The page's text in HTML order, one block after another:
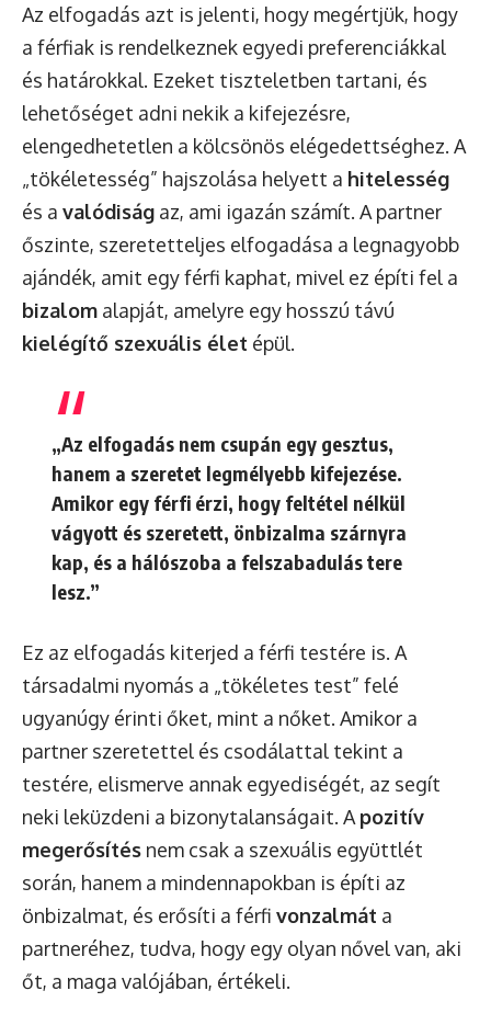
Az elfogadás azt is jelenti, hogy megértjük, hogy
a férfiak is rendelkeznek egyedi preferenciákkal
és határokkal. Ezeket tiszteletben tartani, és
lehetőséget adni nekik a kifejezésre,
elengedhetetlen a kölcsönös elégedettséghez. A
„tökéletesség” hajszolása helyett a hitelesség
és a valódiság az, ami igazán számít. A partner
őszinte, szeretetteljes elfogadása a legnagyobb
ajándék, amit egy férfi kaphat, mivel ez építi fel a
bizalom alapját, amelyre egy hosszú távú
kielégítő szexuális élet épül.
„Az elfogadás nem csupán egy gesztus,
hanem a szeretet legmélyebb kifejezése.
Amikor egy férfi érzi, hogy feltétel nélkül
vágyott és szeretett, önbizalma szárnyra
kap, és a hálószoba a felszabadulás tere
lesz.”
Ez az elfogadás kiterjed a férfi testére is. A
társadalmi nyomás a „tökéletes test” felé
ugyanúgy érinti őket, mint a nőket. Amikor a
partner szeretettel és csodálattal tekint a
testére, elismerve annak egyediségét, az segít
neki leküzdeni a bizonytalanságait. A pozitív
megerősítés nem csak a szexuális együttlét
során, hanem a mindennapokban is építi az
önbizalmat, és erősíti a férfi vonzalmát a
partneréhez, tudva, hogy egy olyan nővel van, aki
őt, a maga valójában, értékeli.